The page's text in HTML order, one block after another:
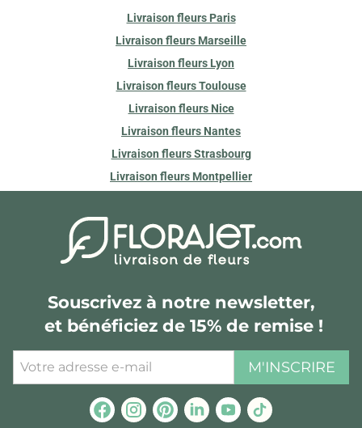
Livraison fleurs Paris
Livraison fleurs Marseille
Livraison fleurs Lyon
Livraison fleurs Toulouse
Livraison fleurs Nice
Livraison fleurs Nantes
Livraison fleurs Strasbourg
Livraison fleurs Montpellier
Souscrivez à notre newsletter,
et bénéficiez de 15% de remise !
M'INSCRIRE